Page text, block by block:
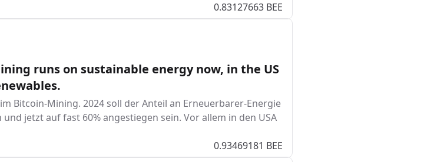
0.83127663 BEE
runs on sustainable energy now, in the US
Bitcoin-Mining. 2024 soll der Anteil an Erneuerbarer-Energie
und jetzt auf fast 60% angestiegen sein. Vor allem in den USA
0.93469181 BEE